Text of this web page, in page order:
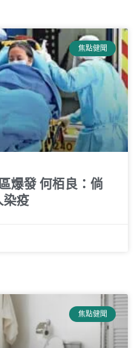
焦點健聞
爆發 何栢良：倘
染疫
焦點健聞